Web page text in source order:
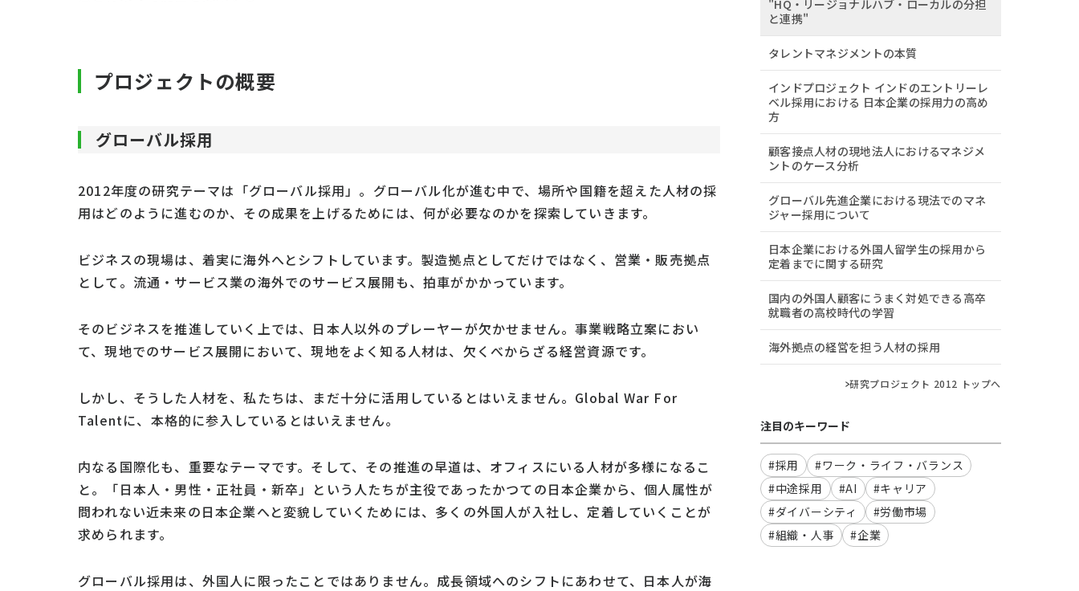
プロジェクトの概要
グローバル採用
2012年度の研究テーマは「グローバル採用」。グローバル化が進む中で、場所や国籍を超えた人材の採
用はどのように進むのか、その成果を上げるためには、何が必要なのかを探索していきます。
ビジネスの現場は、着実に海外へとシフトしています。製造拠点としてだけではなく、営業・販売拠点
として。流通・サービス業の海外でのサービス展開も、拍車がかかっています。
そのビジネスを推進していく上では、日本人以外のプレーヤーが欠かせません。事業戦略立案におい
て、現地でのサービス展開において、現地をよく知る人材は、欠くべからざる経営資源です。
しかし、そうした人材を、私たちは、まだ十分に活用しているとはいえません。Global War For
Talentに、本格的に参入しているとはいえません。
内なる国際化も、重要なテーマです。そして、その推進の早道は、オフィスにいる人材が多様になるこ
と。「日本人・男性・正社員・新卒」という人たちが主役であったかつての日本企業から、個人属性が
問われない近未来の日本企業へと変貌していくためには、多くの外国人が入社し、定着していくことが
求められます。
グローバル採用は、外国人に限ったことではありません。成長領域へのシフトにあわせて、日本人が海
"HQ・リージョナルハブ・ローカルの分担
と連携"
タレントマネジメントの本質
インドプロジェクト インドのエントリーレ
ベル採用における 日本企業の採用力の高め
方
顧客接点人材の現地法人におけるマネジメ
ントのケース分析
グローバル先進企業における現法でのマネ
ジャー採用について
日本企業における外国人留学生の採用から
定着までに関する研究
国内の外国人顧客にうまく対処できる高卒
就職者の高校時代の学習
海外拠点の経営を担う人材の採用
研究プロジェクト 2012 トップへ
注目のキーワード
#採用
#ワーク・ライフ・バランス
#中途採用
#AI
#キャリア
#ダイバーシティ
#労働市場
#組織・人事
#企業